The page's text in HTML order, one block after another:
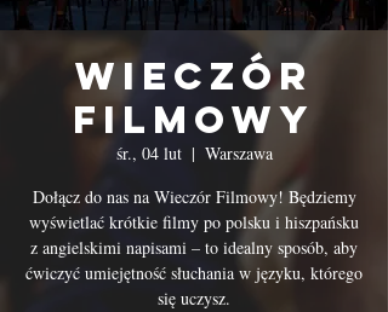
Wieczór
Filmowy
śr., 04 lut
  |
Warszawa
Dołącz do nas na Wieczór Filmowy! Będziemy
wyświetlać krótkie filmy po polsku i hiszpańsku
z angielskimi napisami – to idealny sposób, aby
ćwiczyć umiejętność słuchania w języku, którego
się uczysz.